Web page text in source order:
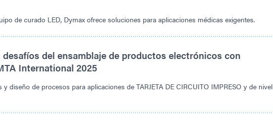
de curado LED, Dymax ofrece soluciones para aplicaciones médicas exigentes.
del ensamblaje de productos electrónicos con
International 2025
diseño de procesos para aplicaciones de TARJETA DE CIRCUITO IMPRESO y de nivel